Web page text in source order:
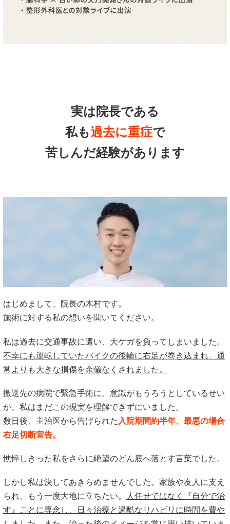
実は院長である
私も過去に重症で
苦しんだ経験があります
はじめまして、院長の木村です。
施術に対する私の想いを聞いてください。
私は過去に交通事故に遭い、大ケガを負ってしまいました。
不幸にも運転していたバイクの後輪に右足が巻き込まれ、通
常よりも大きな損傷を余儀なくされました。
搬送先の病院で緊急手術に。意識がもうろうとしているせい
か、私はまだこの現実を理解できずにいました。
数日後、主治医から告げられた 入院期間約半年、最悪の場合
右足切断宣告。
憔悴しきった私をさらに絶望のどん底へ落とす言葉でした。
しかし私は決してあきらめませんでした。家族や友人に支え
られ、もう一度大地に立ちたい。
人任せではなく『自分で治
す』ことに専念し、日々治療と過酷なリハビリに時間を費や